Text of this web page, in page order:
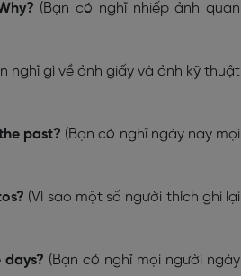
(Bạn có nghĩ nhiếp ảnh quan
nghĩ gì về ảnh giấy và ảnh kỹ thuật
past? (Bạn có nghĩ ngày nay mọi
(Vì sao một số người thích ghi lại
(Bạn có nghĩ mọi người ngày